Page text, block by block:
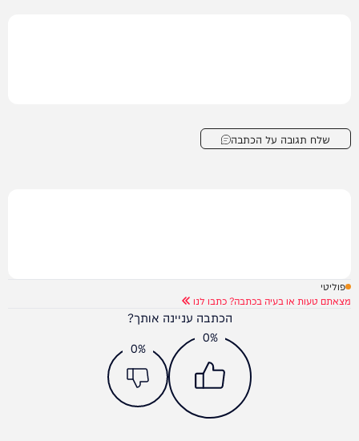
שלח תגובה על הכתבה
פוליטי
מצאתם טעות או בעיה בכתבה? כתבו לנו
הכתבה עניינה אותך?
0%
0%